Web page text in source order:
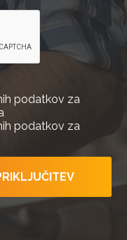
podatkov za
podatkov za